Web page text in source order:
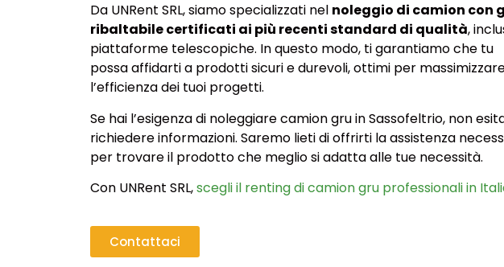
Da UNRent SRL, siamo specializzati nel noleggio di camion con
ribaltabile certificati ai più recenti standard di qualità,
piattaforme telescopiche. In questo modo, ti garantiamo che tu
possa affidarti a prodotti sicuri e durevoli, ottimi per
l’efficienza dei tuoi progetti.
Se hai l’esigenza di noleggiare camion gru in Sassofeltrio, non
richiedere informazioni. Saremo lieti di offrirti la assistenza
per trovare il prodotto che meglio si adatta alle tue necessità.
Con UNRent SRL,scegli il renting di camion gru professionali in
Contattaci